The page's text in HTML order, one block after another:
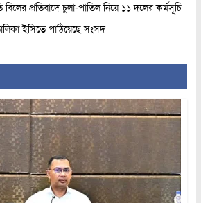
প্রতিবাদে চুলা-পাতিল নিয়ে ১১ দলের কর্মসূচি
ইসিতে পাঠিয়েছে সংসদ